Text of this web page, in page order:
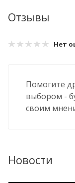
Отзывы
Нет
Помогите
выбором -
своим
Новости